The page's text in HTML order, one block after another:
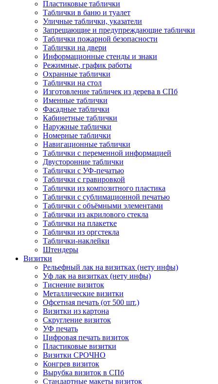
Пластиковые таблички
Таблички в баню и туалет
Уличные таблички, указатели
Запрещающие и предупреждающие таблички
Таблички пожарной безопасности
Таблички на двери
Информационные стенды и знаки
Режимные, график работы
Охранные таблички
Таблички на стол
Изготовление табличек из дерева в СПб
Именные таблички
Фасадные таблички
Кабинетные таблички
Наружные таблички
Номерные таблички
Навигационные таблички
Таблички с переменной информацией
Двусторонние таблички
Таблички с УФ-печатью
Таблички с гравировкой
Таблички из композитного пластика
Таблички с сублимационной печатью
Таблички с объёмными элементами
Таблички из акрилового стекла
Таблички на плакетке
Таблички из оргстекла
Таблички-наклейки
Штендеры
Визитки
Рельефный лак на визитках (нету инфы)
Уф лак на визитках (нету инфы)
Тиснение визиток
Металлические визитки
Офсетная печать (от 500 шт.)
Визитки из картона
Скругление визиток
УФ печать
Цифровая печать визиток
Пластиковые визитки
Визитки СРОЧНО
Конгрев визиток
Вырубка визиток в СПб
Стандартные макеты визиток